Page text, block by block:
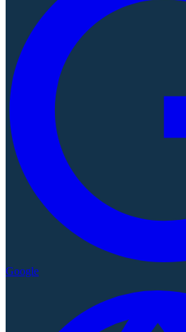
Google